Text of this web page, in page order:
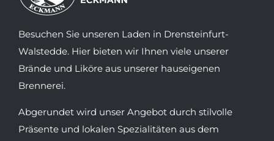
Besuchen Sie unseren Laden in Drensteinfurt-
Walstedde. Hier bieten wir Ihnen viele unserer
Brände und Liköre aus unserer hauseigenen
Brennerei.
Abgerundet wird unser Angebot durch stilvolle
Präsente und lokalen Spezialitäten aus dem